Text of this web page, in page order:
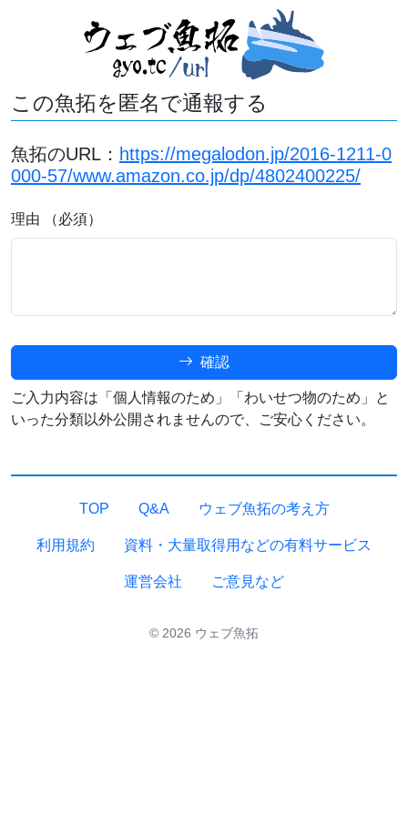
この魚拓を匿名で通報する
魚拓のURL： https://megalodon.jp/2016-1211-0
000-57/www.amazon.co.jp/dp/4802400225/
理由 （必須）
確認
ご入力内容は「個人情報のため」「わいせつ物のため」と
いった分類以外公開されませんので、ご安心ください。
TOP Q&A ウェブ魚拓の考え方
利用規約 資料・大量取得用などの有料サービス
運営会社 ご意見など
© 2026 ウェブ魚拓